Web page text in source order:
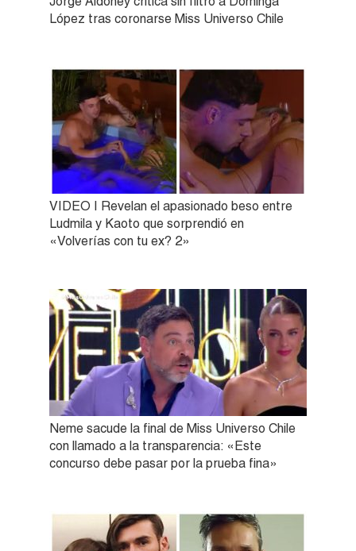
López tras coronarse Miss Universo Chile
VIDEO | Revelan el apasionado beso entre
Ludmila y Kaoto que sorprendió en
«Volverías con tu ex? 2»
Neme sacude la final de Miss Universo Chile
con llamado a la transparencia: «Este
concurso debe pasar por la prueba fina»